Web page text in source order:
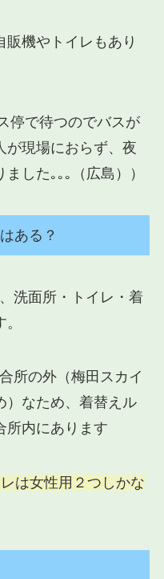
機やトイレもあり
停で待つのでバスが
が現場におらず、夜
した｡｡｡（広島））
ある？
洗面所・トイレ・着
所の外（梅田スカイ
）なため、着替えル
所内にあります
は女性用２つしかな